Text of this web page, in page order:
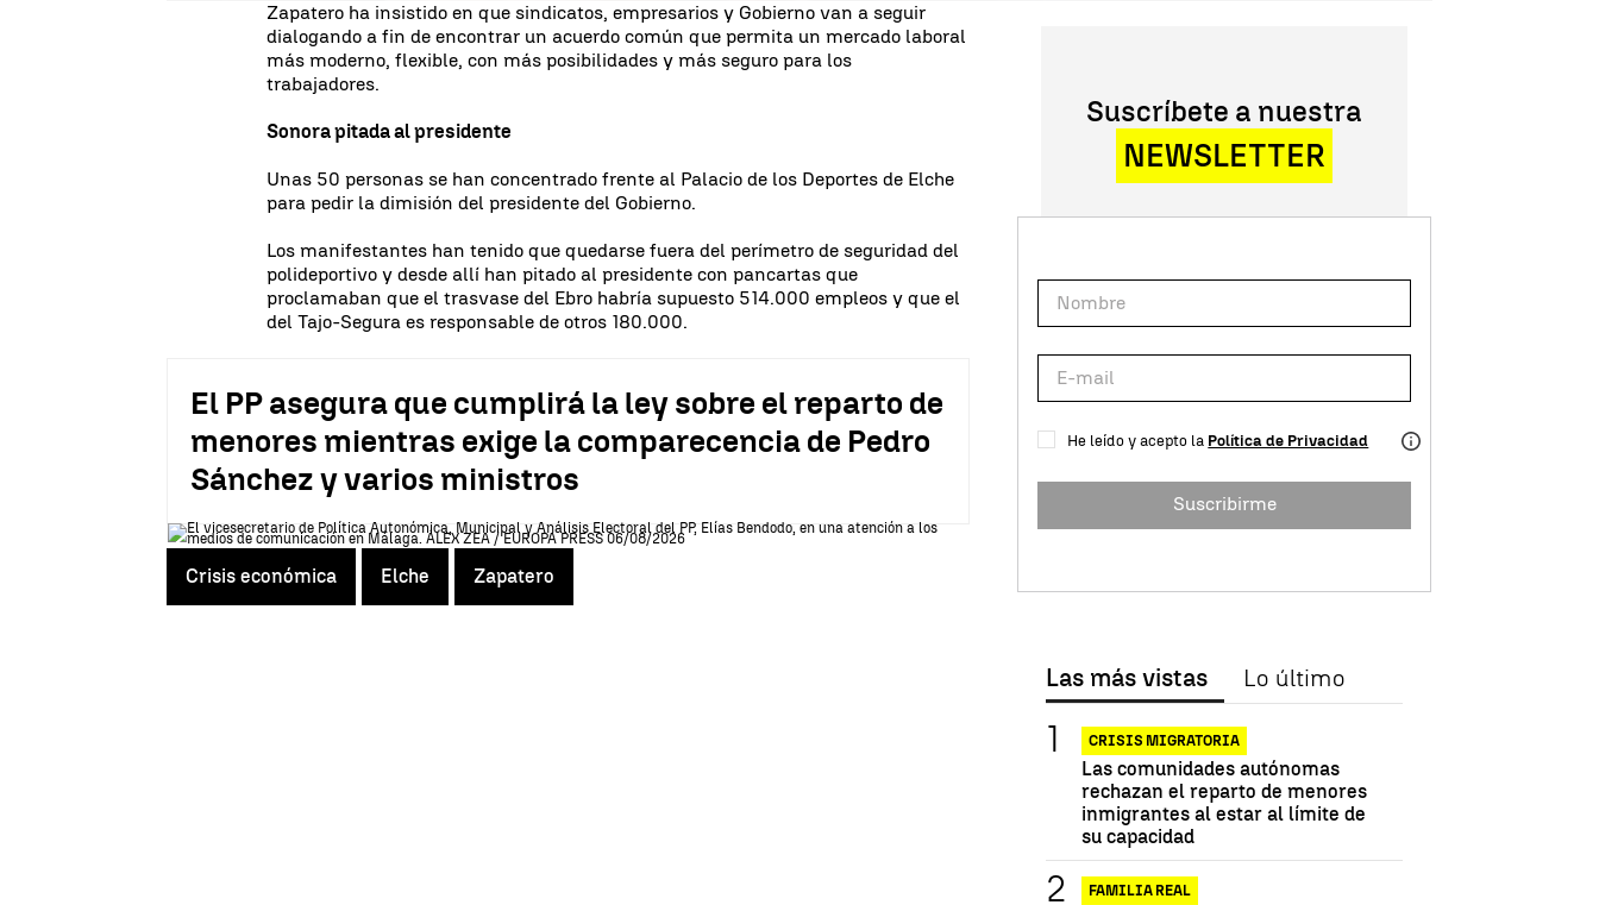
Zapatero ha insistido en que sindicatos, empresarios y Gobierno van a seguir
dialogando a fin de encontrar un acuerdo común que permita un mercado laboral
más moderno, flexible, con más posibilidades y más seguro para los
trabajadores.
Sonora pitada al presidente
Unas 50 personas se han concentrado frente al Palacio de los Deportes de Elche
para pedir la dimisión del presidente del Gobierno.
Los manifestantes han tenido que quedarse fuera del perímetro de seguridad del
polideportivo y desde allí han pitado al presidente con pancartas que
proclamaban que el trasvase del Ebro habría supuesto 514.000 empleos y que el
del Tajo-Segura es responsable de otros 180.000.
El PP asegura que cumplirá la ley sobre el reparto de
menores mientras exige la comparecencia de Pedro
Sánchez y varios ministros
Crisis económica Elche Zapatero
Suscríbete a nuestra
NEWSLETTER
He leído y acepto la Política de Privacidad
Suscribirme
Las más vistas Lo último
CRISIS MIGRATORIA
Las comunidades autónomas
rechazan el reparto de menores
inmigrantes al estar al límite de
su capacidad
FAMILIA REAL